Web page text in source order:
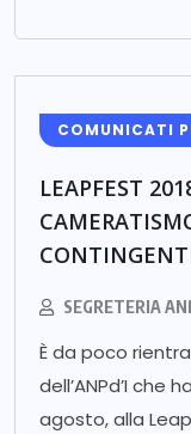
COMUNICATI
LEAPFEST
SEGRETERIA
È da poco
dell’ANPd’I che
agosto, alla